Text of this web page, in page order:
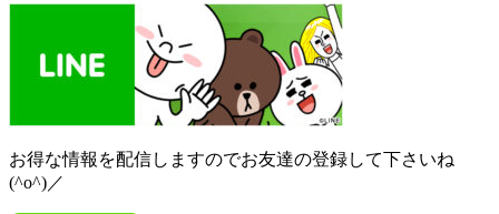
お得な情報を配信しますのでお友達の登録して下さいね
(^o^)／